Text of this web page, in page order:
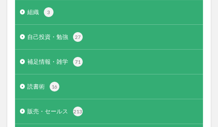
組織 3
自己投資・勉強 27
補足情報・雑学 71
読書術 16
販売・セールス 213